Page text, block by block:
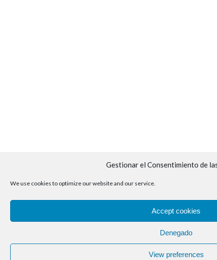
Gestionar el Consentimiento de
We use cookies to optimize our website and our service.
Accept cookies
Denegado
View preferences